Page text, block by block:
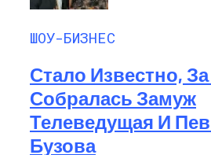
ШОУ-БИЗНЕС
Стало Известно,
Собралась Замуж
Телеведущая И
Бузова